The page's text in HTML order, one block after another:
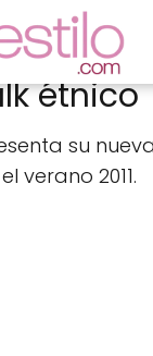
étnico
su
verano 2011.